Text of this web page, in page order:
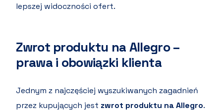
lepszej widoczności ofert.
Zwrot produktu na Allegro –
prawa i obowiązki klienta
Jednym z najczęściej wyszukiwanych zagadnień
przez kupujących jest zwrot produktu na Allegro.